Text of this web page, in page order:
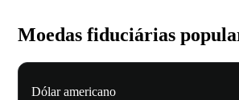
Moedas fiduciárias
Dólar americano